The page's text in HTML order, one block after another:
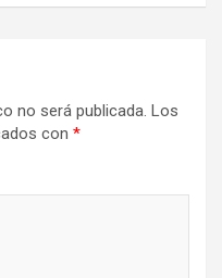
no será publicada. Los
con *